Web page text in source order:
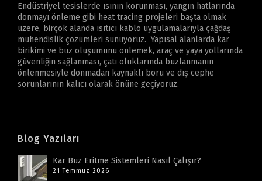
Endüstriyel tesislerde ısının korunması, yangın hatlarında
donmayı önleme gibi heat tracing projeleri başta olmak
üzere, birçok alanda ısıtıcı kablo uygulamalarıyla çağdaş
mühendislik çözümleri sunuyoruz. Yapısal alanlarda kar
birikimi ve buz oluşumunu önlemek, araç ve yaya yollarında
güvenliğin sağlanması, çatı oluklarında buzlanmanın
önlenmesiyle donmadan kaynaklı boru ve dış cephe
sorunlarının kalıcı olarak önüne geçiyoruz.
Blog Yazıları
Kar Buz Eritme Sistemleri Nasıl Çalışır?
21 Temmuz 2026